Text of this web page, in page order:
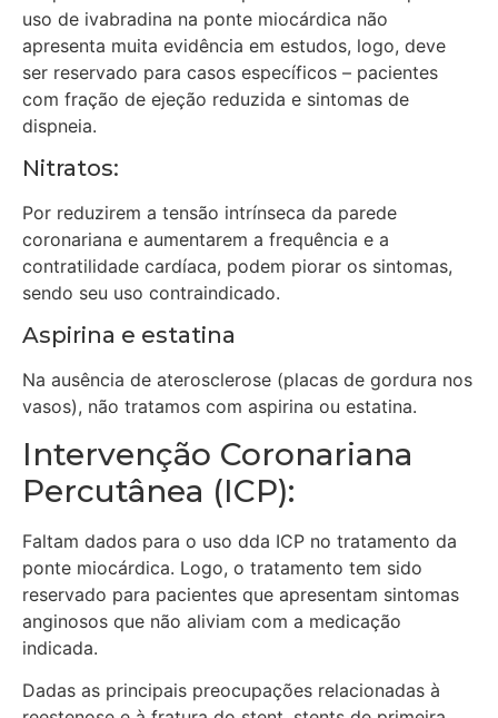
uso de ivabradina na ponte miocárdica não
apresenta muita evidência em estudos, logo, deve
ser reservado para casos específicos – pacientes
com fração de ejeção reduzida e sintomas de
dispneia.
Nitratos:
Por reduzirem a tensão intrínseca da parede
coronariana e aumentarem a frequência e a
contratilidade cardíaca, podem piorar os sintomas,
sendo seu uso contraindicado.
Aspirina e estatina
Na ausência de aterosclerose (placas de gordura nos
vasos), não tratamos com aspirina ou estatina.
Intervenção Coronariana
Percutânea (ICP):
Faltam dados para o uso dda ICP no tratamento da
ponte miocárdica. Logo, o tratamento tem sido
reservado para pacientes que apresentam sintomas
anginosos que não aliviam com a medicação
indicada.
Dadas as principais preocupações relacionadas à